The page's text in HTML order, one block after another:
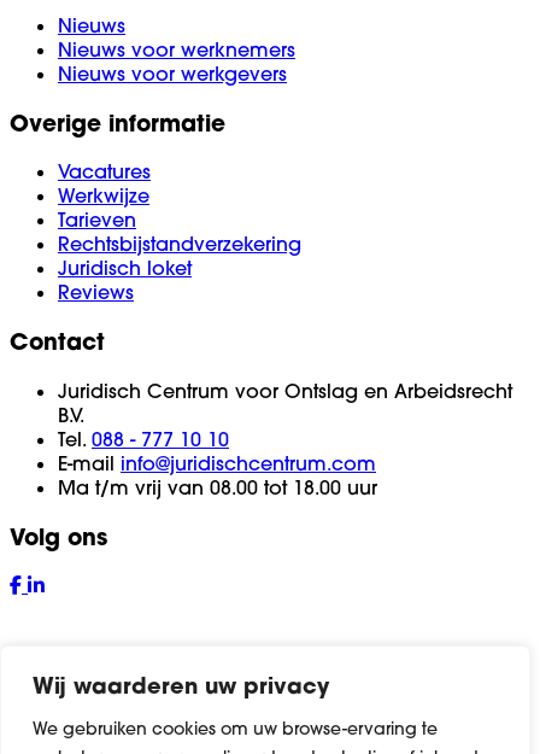
Wij waarderen uw privacy
We gebruiken cookies om uw browse-ervaring te
Nieuws
Nieuws voor werknemers
Nieuws voor werkgevers
Overige informatie
Vacatures
Werkwijze
Tarieven
Rechtsbijstandverzekering
Juridisch loket
Reviews
Contact
Juridisch Centrum voor Ontslag en Arbeidsrecht
B.V.
Tel. 088 - 777 10 10
E-mail info@juridischcentrum.com
Ma t/m vrij van 08.00 tot 18.00 uur
Volg ons